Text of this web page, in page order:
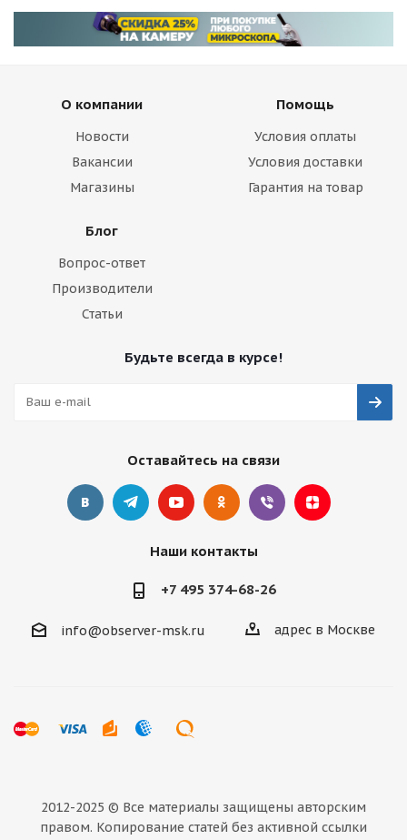
О компании
Новости
Вакансии
Магазины
Помощь
Условия оплаты
Условия доставки
Гарантия на товар
Блог
Вопрос-ответ
Производители
Статьи
Будьте всегда в курсе!
Оставайтесь на связи
Наши контакты
+7 495 374-68-26
info@observer-msk.ru адрес в Москве
2012-2025 © Все материалы защищены авторским
правом. Копирование статей без активной ссылки